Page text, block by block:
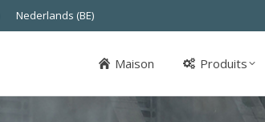
Nederlands (BE)
Maison Produits